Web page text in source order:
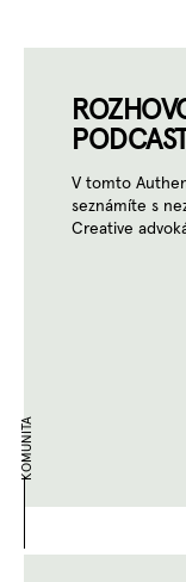
V tomto
seznámíte s
Creative
KOMUNITA